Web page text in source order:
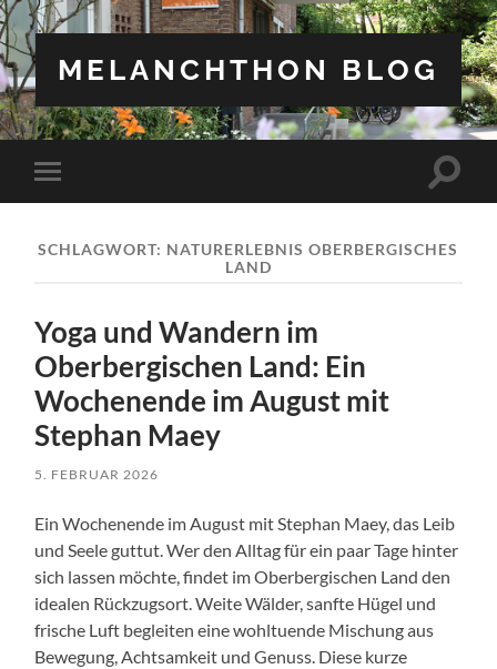
MELANCHTHON BLOG
Mobile-
Menü
SCHLAGWORT: NATURERLEBNIS OBERBERGISCHES
LAND
Yoga und Wandern im
Oberbergischen Land: Ein
Wochenende im August mit
Stephan Maey
5. FEBRUAR 2026
Ein Wochenende im August mit Stephan Maey, das Leib
und Seele guttut. Wer den Alltag für ein paar Tage hinter
sich lassen möchte, findet im Oberbergischen Land den
idealen Rückzugsort. Weite Wälder, sanfte Hügel und
frische Luft begleiten eine wohltuende Mischung aus
Bewegung, Achtsamkeit und Genuss. Diese kurze